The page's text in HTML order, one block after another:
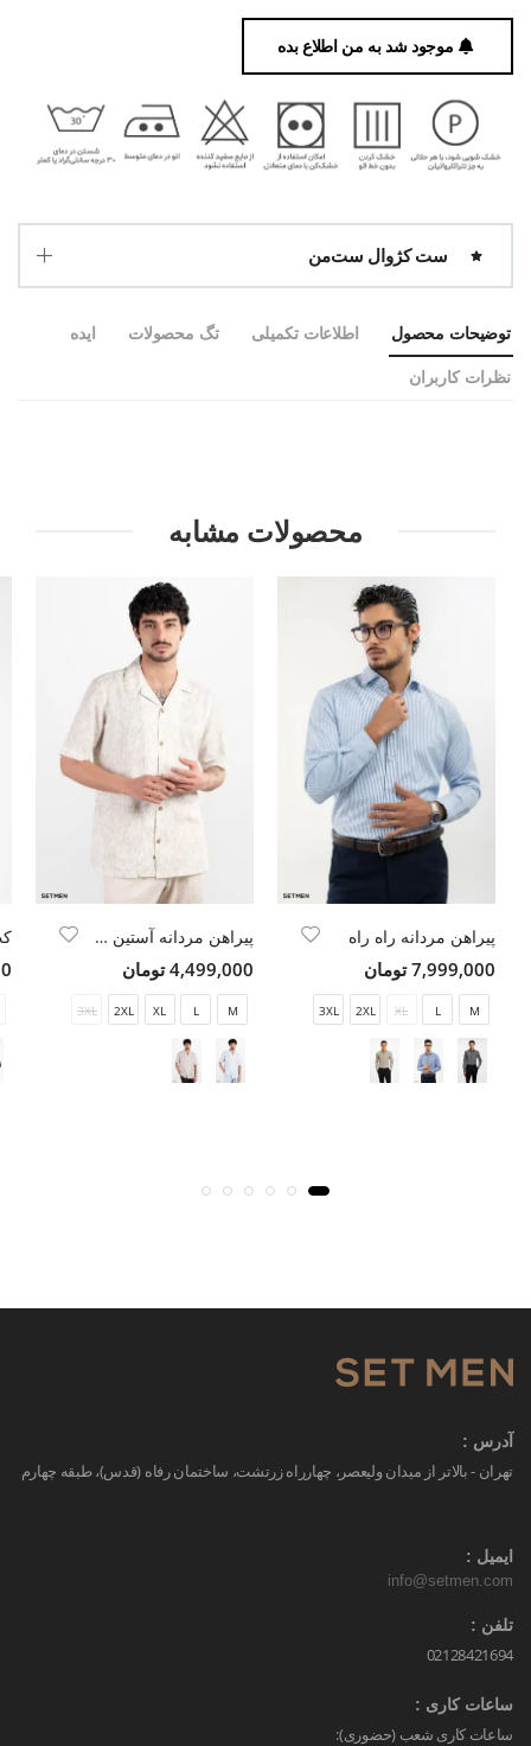
موجود شد به من اطلاع بده
ست کژوال ست‌من
توضیحات محصول اطلاعات تکمیلی تگ محصولات ایده
نظرات کاربران
محصولات مشابه
پیراهن مردانه راه راه
7,999,000 تومان
M
L
XL
2XL
3XL
پیراهن مردانه آستین کوتاه یقه انگلیسی هاوایی
4,499,000 تومان
M
L
XL
2XL
3XL
آدرس :
تهران - بالاتر از میدان ولیعصر، چهارراه زرتشت، ساختمان رفاه (قدس)، طبقه چهارم
ایمیل :
info@setmen.com
تلفن :
02128421694
ساعات کاری :
ساعات کاری شعب (حضوری):